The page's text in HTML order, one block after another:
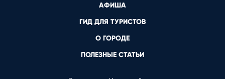
АФИША
ГИД ДЛЯ ТУРИСТОВ
О ГОРОДЕ
ПОЛЕЗНЫЕ СТАТЬИ